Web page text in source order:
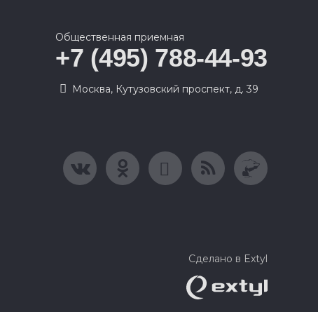
Общественная приемная
+7 (495) 788-44-93
Москва, Кутузовский проспект, д. 39
Сделано в Extyl